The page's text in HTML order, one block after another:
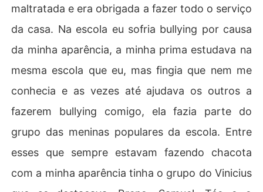
maltratada e era obrigada a fazer todo o serviço
da casa. Na escola eu sofria bullying por causa
da minha aparência, a minha prima estudava na
mesma escola que eu, mas fingia que nem me
conhecia e as vezes até ajudava os outros a
fazerem bullying comigo, ela fazia parte do
grupo das meninas populares da escola. Entre
esses que sempre estavam fazendo chacota
com a minha aparência tinha o grupo do Vinicius